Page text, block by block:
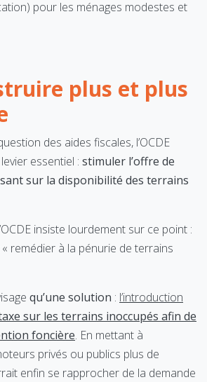
pour les ménages modestes et
plus et plus
des aides fiscales, l’OCDE
essentiel : stimuler l’offre de
sur la disponibilité des terrains
insiste lourdement sur ce point :
remédier à la pénurie de terrains
qu’une solution : l’introduction
sur les terrains inoccupés afin de
foncière. En mettant à
privés ou publics plus de
enfin se rapprocher de la demande